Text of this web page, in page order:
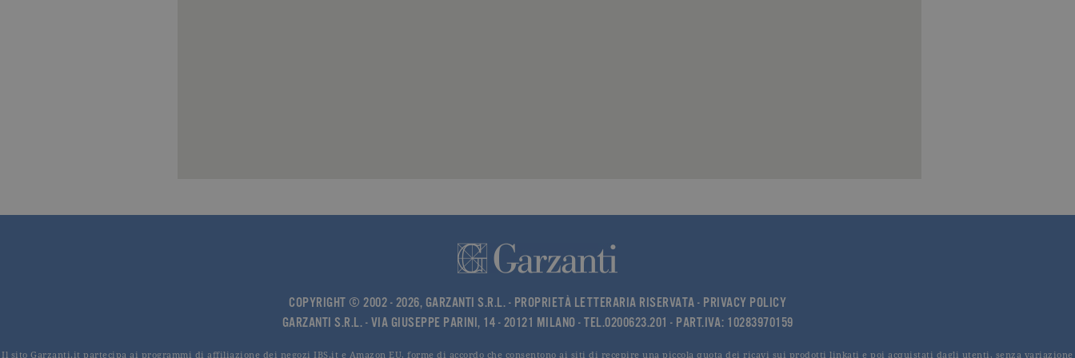
COPYRIGHT © 2002 - 2026, GARZANTI S.R.L. - PROPRIETÀ LETTERARIA RISERVATA - PRIVACY POLICY
GARZANTI S.R.L. - VIA GIUSEPPE PARINI, 14 - 20121 MILANO - TEL.0200623.201 - PART.IVA: 10283970159
Il sito Garzanti.it partecipa ai programmi di affiliazione dei negozi IBS.it e Amazon EU, forme di accordo che consentono ai siti di recepire una piccola quota dei ricavi sui prodotti linkati e poi acquistati dagli utenti, senza variazione